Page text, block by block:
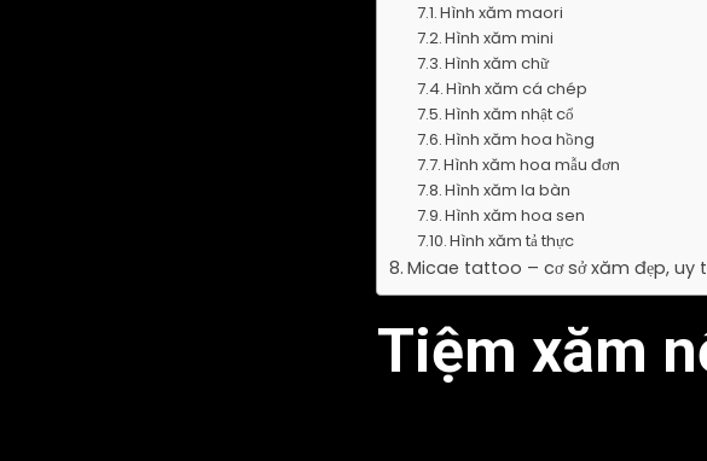
Hình xăm maori
Hình xăm mini
Hình xăm chữ
Hình xăm cá chép
Hình xăm nhật cổ
Hình xăm hoa hồng
Hình xăm hoa mẫu đơn
Hình xăm la bàn
Hình xăm hoa sen
Hình xăm tả thực
Micae tattoo – cơ sở xăm đẹp, uy
Tiệm xăm